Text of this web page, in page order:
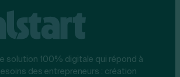
solution 100% digitale qui répond à
des entrepreneurs : création